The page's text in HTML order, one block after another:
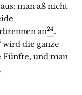
man aß nicht
an24.
wird die ganze
Fünfte, und man